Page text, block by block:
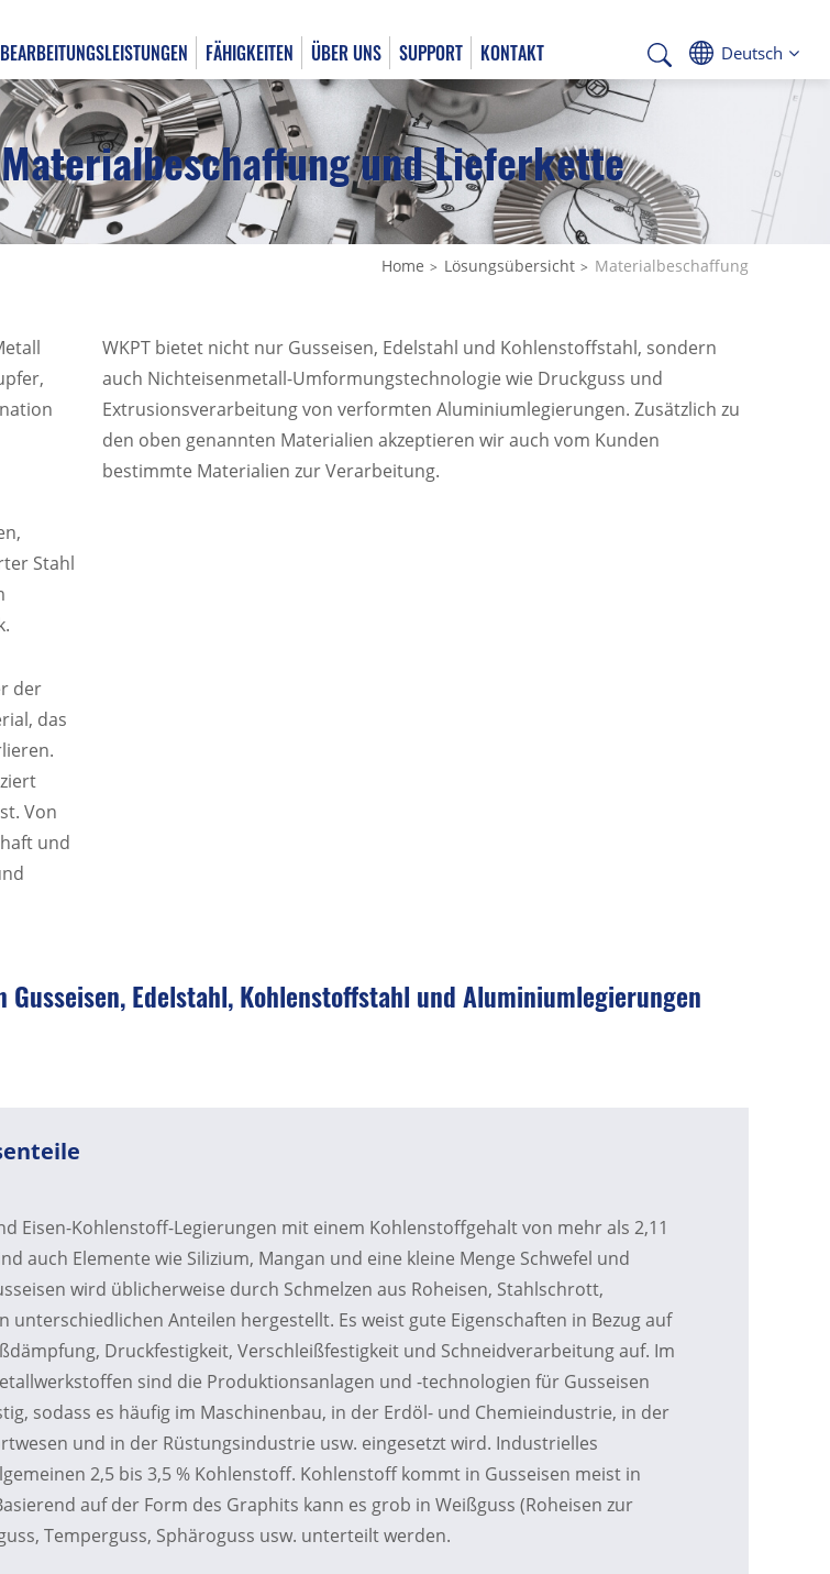
BEARBEITUNGSLEISTUNGEN FÄHIGKEITEN ÜBER UNS SUPPORT KONTAKT Deutsch
und Lieferkette
Home Lösungsübersicht Materialbeschaffung
Stahl
der
das
Von
und
WKPT bietet nicht nur Gusseisen, Edelstahl und Kohlenstoffstahl, sondern
auch Nichteisenmetall-Umformungstechnologie wie Druckguss und
Extrusionsverarbeitung von verformten Aluminiumlegierungen. Zusätzlich zu
den oben genannten Materialien akzeptieren wir auch vom Kunden
bestimmte Materialien zur Verarbeitung.
Edelstahl, Kohlenstoffstahl und Aluminiumlegierungen
Eisen-Kohlenstoff-Legierungen mit einem Kohlenstoffgehalt von mehr als 2,11
auch Elemente wie Silizium, Mangan und eine kleine Menge Schwefel und
wird üblicherweise durch Schmelzen aus Roheisen, Stahlschrott,
unterschiedlichen Anteilen hergestellt. Es weist gute Eigenschaften in Bezug auf
Druckfestigkeit, Verschleißfestigkeit und Schneidverarbeitung auf. Im
sind die Produktionsanlagen und -technologien für Gusseisen
sodass es häufig im Maschinenbau, in der Erdöl- und Chemieindustrie, in der
und in der Rüstungsindustrie usw. eingesetzt wird. Industrielles
2,5 bis 3,5 % Kohlenstoff. Kohlenstoff kommt in Gusseisen meist in
auf der Form des Graphits kann es grob in Weißguss (Roheisen zur
Temperguss, Sphäroguss usw. unterteilt werden.
日本語 Deutsch
und Zugfestigkeit